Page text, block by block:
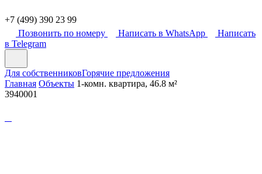
+7 (499) 390 23 99
Позвонить по номеру
Написать в WhatsApp
Написать
в Telegram
Для собственниковГорячие предложения
Главная Объекты 1-комн. квартира, 46.8 м²
3940001